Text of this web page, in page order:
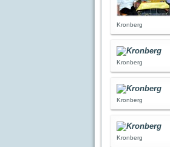
Kronberg
Kronberg
Kronberg
Kronberg